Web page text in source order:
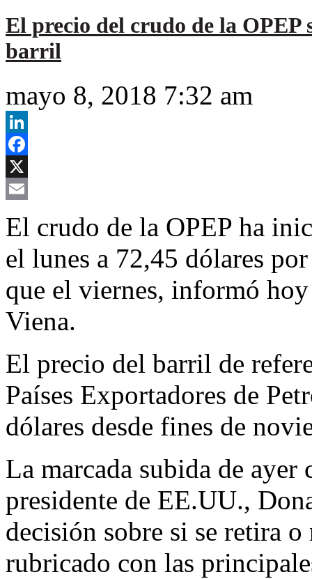
El precio del crudo de la OPEP
barril
mayo 8, 2018 7:32 am
LinkedIn
Facebook
X
El crudo de la OPEP ha
el lunes a 72,45 dólares
que el viernes, informó
Viena.
El precio del barril de
Países Exportadores de
dólares desde fines de
La marcada subida de
presidente de EE.UU.,
decisión sobre si se retira
rubricado con las